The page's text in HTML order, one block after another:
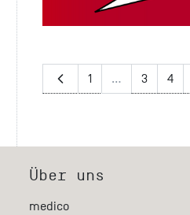
1 … 3 4
Über uns
medico